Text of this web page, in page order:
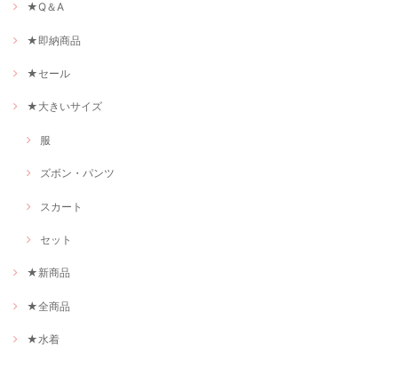
★Q＆A
★即納商品
★セール
★大きいサイズ
服
ズボン・パンツ
スカート
セット
★新商品
★全商品
★水着